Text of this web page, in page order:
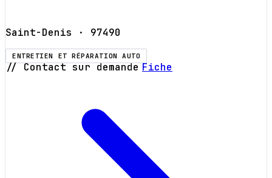
Saint-Denis · 97490
ENTRETIEN ET RÉPARATION AUTO
// Contact sur demande Fiche